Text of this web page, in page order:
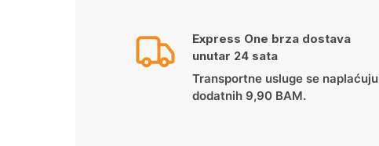
Express One brza dostava
unutar 24 sata
Transportne usluge se naplaćuju
dodatnih 9,90 BAM.